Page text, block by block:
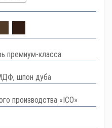
премиум-класса
шпон дуба
производства «ICO»